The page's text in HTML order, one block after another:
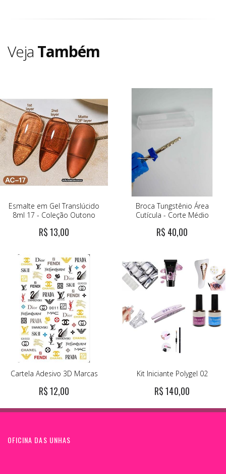
Veja Também
Esmalte em Gel Translúcido
8ml 17 - Coleção Outono
R$ 13,00
Broca Tungstênio Área
Cutícula - Corte Médio
R$ 40,00
Cartela Adesivo 3D Marcas
R$ 12,00
Kit Iniciante Polygel 02
R$ 140,00
OFICINA DAS UNHAS